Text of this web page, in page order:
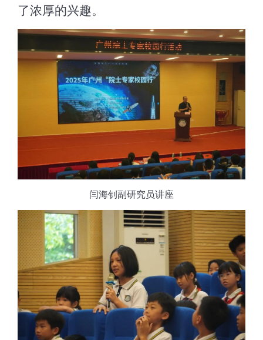
了浓厚的兴趣。
闫海钊副研究员讲座